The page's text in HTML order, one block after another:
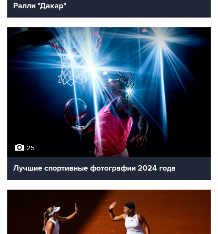
Ралли "Дакар"
25
Лучшие спортивные фотографии 2024 года